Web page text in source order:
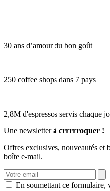
30 ans d’amour du bon goût
250 coffee shops dans 7 pays
2,8M d'espressos servis chaque
Une newsletterà crrrrroquer !
Offres exclusives, nouveautés et
boîte e-mail.
En soumettant ce formulaire,